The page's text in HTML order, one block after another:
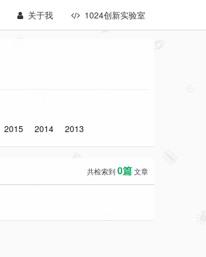
关于我 1024创新实验室
2015 2014 2013
共检索到 0篇文章